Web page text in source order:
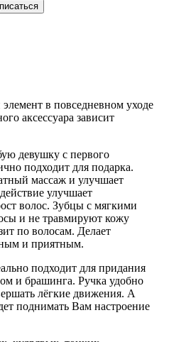
в повседневном уходе
аксессуара зависит
девушку с первого
подходит для подарка.
массаж и улучшает
улучшает
волос. Зубцы с мягкими
и не травмируют кожу
по волосам. Делает
и приятным.
подходит для придания
и брашинга. Ручка удобно
лёгкие движения. А
поднимать Вам настроение